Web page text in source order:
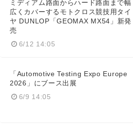
ミディアム路面からハード路面まで幅
広くカバーするモトクロス競技用タイ
ヤ DUNLOP「GEOMAX MX54」新発
売
6/12 14:05
「Automotive Testing Expo Europe
2026」にブース出展
6/9 14:05